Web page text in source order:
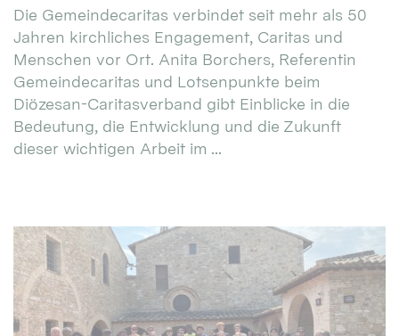
Die Gemeindecaritas verbindet seit mehr als 50
Jahren kirchliches Engagement, Caritas und
Menschen vor Ort. Anita Borchers, Referentin
Gemeindecaritas und Lotsenpunkte beim
Diözesan-Caritasverband gibt Einblicke in die
Bedeutung, die Entwicklung und die Zukunft
dieser wichtigen Arbeit im ...